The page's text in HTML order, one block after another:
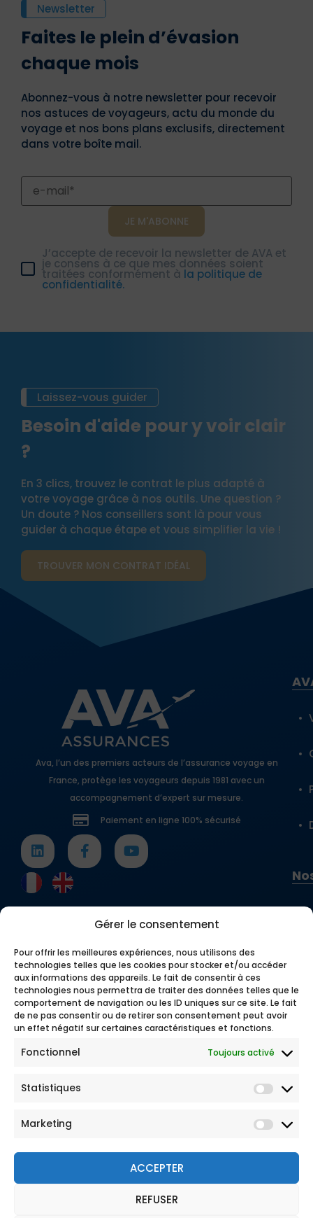
Gérer le consentement
Pour offrir les meilleures expériences, nous utilisons des
technologies telles que les cookies pour stocker et/ou accéder
aux informations des appareils. Le fait de consentir à ces
technologies nous permettra de traiter des données telles que le
comportement de navigation ou les ID uniques sur ce site. Le fait
de ne pas consentir ou de retirer son consentement peut avoir
un effet négatif sur certaines caractéristiques et fonctions.
Fonctionnel Toujours activé
Statistiques
Marketing
ACCEPTER
REFUSER
Newsletter
Faites le plein d’évasion
chaque mois
Abonnez-vous à notre newsletter pour recevoir
nos astuces de voyageurs, actu du monde du
voyage et nos bons plans exclusifs, directement
dans votre boîte mail.
J’accepte de recevoir la newsletter de AVA et
je consens à ce que mes données soient
traitées conformément à la politique de
confidentialité.
Laissez-vous guider
Besoin d'aide pour y voir clair
?
En 3 clics, trouvez le contrat le plus adapté à
votre voyage grâce à nos outils. Une question ?
Un doute ? Nos conseillers sont là pour vous
guider à chaque étape et vous simplifier la vie !
TROUVER MON CONTRAT​ IDÉAL
Ava, l’un des premiers acteurs de l’assurance voyage en
France, protège les voyageurs depuis 1981 avec un
accompagnement d’expert sur mesure.
Paiement en ligne 100% sécurisé